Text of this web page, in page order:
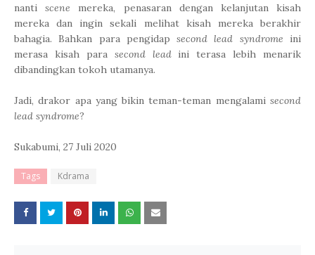
nantiscene mereka, penasaran dengan kelanjutan kisah
mereka dan ingin sekali melihat kisah mereka berakhir
bahagia. Bahkan para pengidapsecond lead syndrome ini
merasa kisah para second leadini terasa lebih menarik
dibandingkan tokoh utamanya.
Jadi, drakor apa yang bikin teman-teman mengalami second
lead syndrome?
Sukabumi, 27 Juli 2020
Tags Kdrama